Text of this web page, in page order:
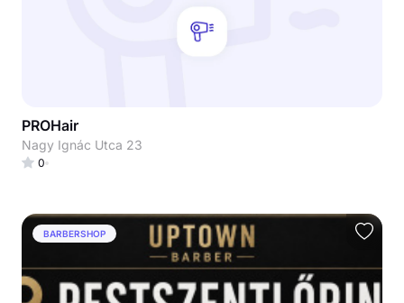
PROHair
Nagy Ignác Utca 23
0
BARBERSHOP